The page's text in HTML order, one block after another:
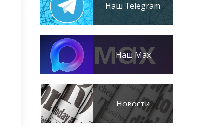
Наш Telegram
Наш Max
Новости